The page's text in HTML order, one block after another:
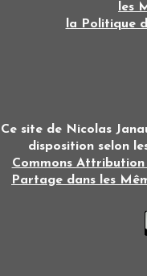
les
la Politique
Ce site de Nicolas
disposition selon
Commons Attribution
Partage dans les